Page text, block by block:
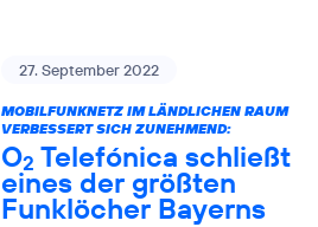
27. September 2022
MOBILFUNKNETZ IM LÄNDLICHEN RAUM
VERBESSERT SICH ZUNEHMEND:
O2 Telefónica schließt
eines der größten
Funklöcher Bayerns